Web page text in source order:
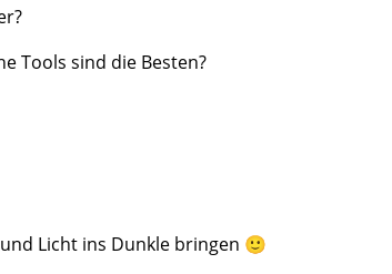
Tools sind die Besten?
Licht ins Dunkle bringen 🙂